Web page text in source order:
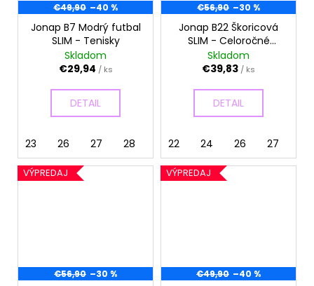
€49,90 –40 %
Jonap B7 Modrý futbal
SLIM - Tenisky
Skladom
€29,94 / ks
DETAIL
23 26 27 28
€56,90 –30 %
Jonap B22 Škoricová
SLIM - Celoročné
topánky
Skladom
€39,83 / ks
DETAIL
22 24 26 27
VÝPREDAJ
€56,90 –30 %
VÝPREDAJ
€49,90 –40 %